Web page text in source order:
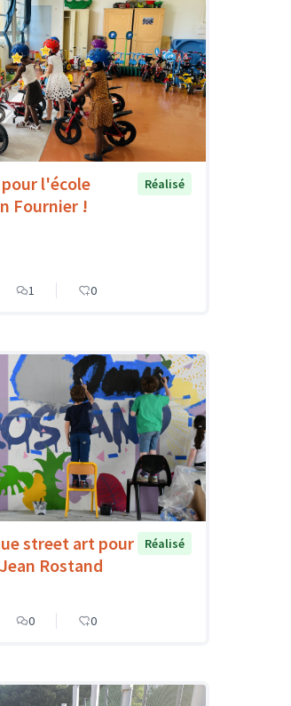
pour l'école
Fournier !
Réalisé
1 0
street art pour
Rostand
Réalisé
0 0